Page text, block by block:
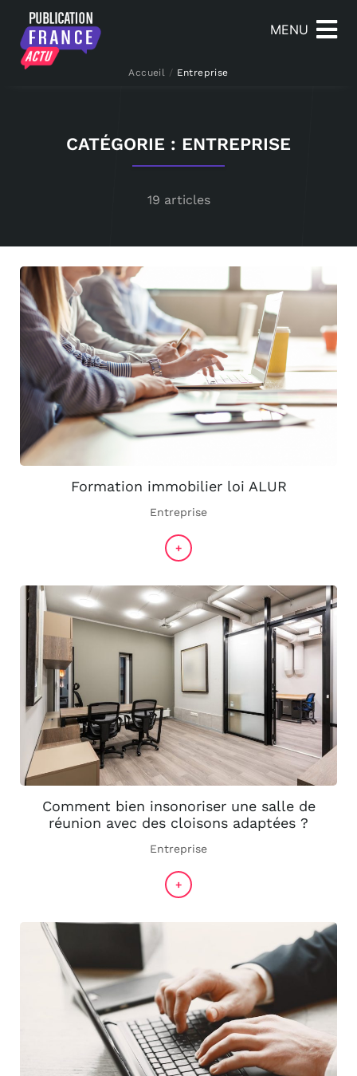
MENU
Accueil / Entreprise
CATÉGORIE : ENTREPRISE
19 articles
Formation immobilier loi ALUR
Entreprise
+
Comment bien insonoriser une salle de
réunion avec des cloisons adaptées ?
Entreprise
+